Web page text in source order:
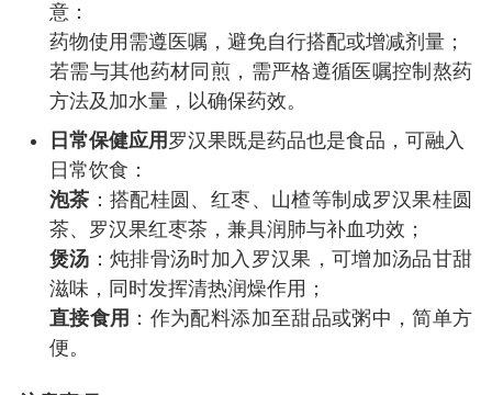
意：
药物使用需遵医嘱，避免自行搭配或增减剂量；
若需与其他药材同煎，需严格遵循医嘱控制熬药
方法及加水量，以确保药效。
日常保健应用 罗汉果既是药品也是食品，可融入
日常饮食：
泡茶 ：搭配桂圆、红枣、山楂等制成罗汉果桂圆
茶、罗汉果红枣茶，兼具润肺与补血功效；
煲汤 ：炖排骨汤时加入罗汉果，可增加汤品甘甜
滋味，同时发挥清热润燥作用；
直接食用 ：作为配料添加至甜品或粥中，简单方
便。